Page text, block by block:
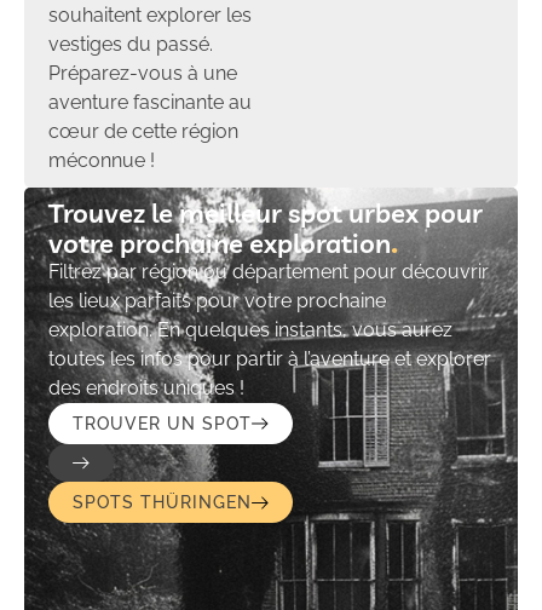
souhaitent explorer les
vestiges du passé.
Préparez-vous à une
aventure fascinante au
cœur de cette région
méconnue !
Trouvez le meilleur spot urbex pour
votre prochaine exploration​
Filtrez par région ou département pour découvrir
les lieux parfaits pour votre prochaine
exploration. En quelques instants, vous aurez
toutes les infos pour partir à l’aventure et explorer
des endroits uniques !
TROUVER UN SPOT
SPOTS THÜRINGEN